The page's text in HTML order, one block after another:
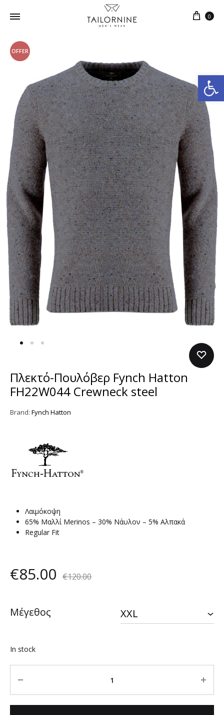
Ανοίξτε τη γραμμή εργαλείων
0
OFFER
Πλεκτό-Πουλόβερ Fynch Hatton
FH22W044 Crewneck steel
Brand: Fynch Hatton
Λαιμόκοψη
65% Μαλλί Merinos – 30% Νάυλον – 5% Αλπακά
Regular Fit
€85.00 €120.00
Μέγεθος
In stock